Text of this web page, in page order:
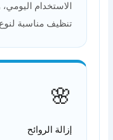
الاستخدام
تنظيف مناسبة
🌸
إزالة الروائح